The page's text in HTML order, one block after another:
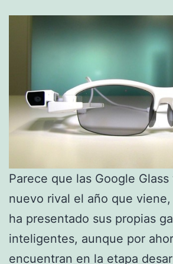
Parece que las Google
nuevo rival el año que
ha presentado sus propias
inteligentes, aunque por
encuentran en la etapa